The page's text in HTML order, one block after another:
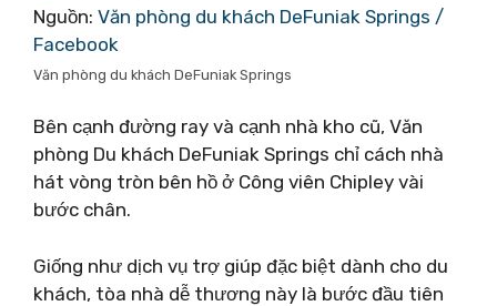
Nguồn: Văn phòng du khách DeFuniak Springs /
Facebook
Văn phòng du khách DeFuniak Springs
Bên cạnh đường ray và cạnh nhà kho cũ, Văn
phòng Du khách DeFuniak Springs chỉ cách nhà
hát vòng tròn bên hồ ở Công viên Chipley vài
bước chân.
Giống như dịch vụ trợ giúp đặc biệt dành cho du
khách, tòa nhà dễ thương này là bước đầu tiên